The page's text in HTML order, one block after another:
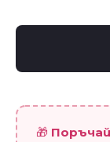
"Детелинка
късмета"
🎁